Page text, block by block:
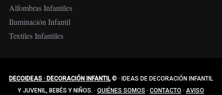
Alfombras Infantiles
Iluminación Infantil
Textiles Infantiles
DECOIDEAS · DECORACIÓN INFANTIL© ·
IDEAS DE DECORACIÓN INFANTIL
Y JUVENIL, BEBÉS Y NIÑOS. · QUIÉNES SOMOS · CONTACTO · AVISO